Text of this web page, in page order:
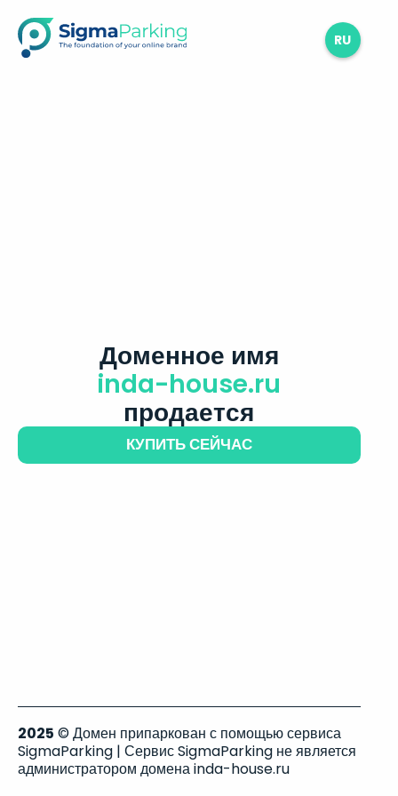
RU
Доменное имя
inda-house.ru
продается
КУПИТЬ СЕЙЧАС
2025 © Домен припаркован с помощью сервиса
SigmaParking | Сервис SigmaParking не является
администратором домена inda-house.ru